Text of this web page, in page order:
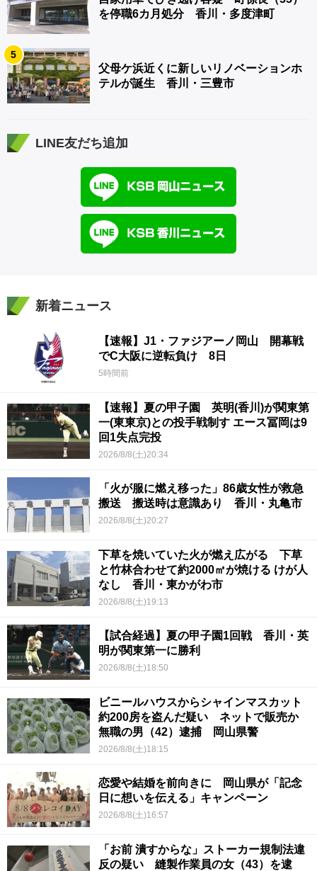
を停職6カ月処分 香川・多度津町
5
父母ケ浜近くに新しいリノベーションホ
テルが誕生 香川・三豊市
LINE友だち追加
新着ニュース
【速報】J1・ファジアーノ岡山 開幕戦
でC大阪に逆転負け 8日
5時間前
【速報】夏の甲子園 英明(香川)が関東第
一(東東京)との投手戦制す エース冨岡は9
回1失点完投
2026/8/8(土)20:34
「火が服に燃え移った」86歳女性が救急
搬送 搬送時は意識あり 香川・丸亀市
2026/8/8(土)20:27
下草を焼いていた火が燃え広がる 下草
と竹林合わせて約2000㎡が焼ける けが人
なし 香川・東かがわ市
2026/8/8(土)19:13
【試合経過】夏の甲子園1回戦 香川・英
明が関東第一に勝利
2026/8/8(土)18:50
ビニールハウスからシャインマスカット
約200房を盗んだ疑い ネットで販売か
無職の男（42）逮捕 岡山県警
2026/8/8(土)18:15
恋愛や結婚を前向きに 岡山県が「記念
日に想いを伝える」キャンペーン
2026/8/8(土)16:57
「お前 潰すからな」ストーカー規制法違
反の疑い 縫製作業員の女（43）を逮